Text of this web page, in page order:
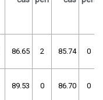
86.65 2 85.74 0
89.53 0 86.70 0